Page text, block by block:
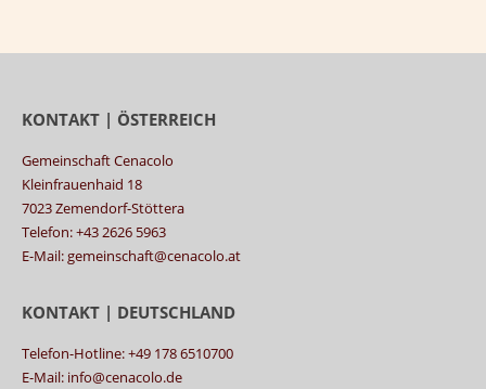
KONTAKT | ÖSTERREICH
Gemeinschaft Cenacolo
Kleinfrauenhaid 18
7023 Zemendorf-Stöttera
Telefon: +43 2626 5963
E-Mail: gemeinschaft@cenacolo.at
KONTAKT | DEUTSCHLAND
Telefon-Hotline: +49 178 6510700
E-Mail: info@cenacolo.de